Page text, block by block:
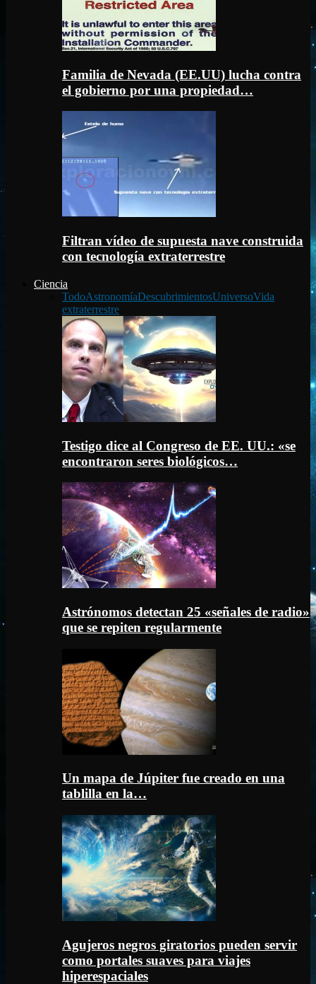
Familia de Nevada (EE.UU) lucha contra
el gobierno por una propiedad…
Filtran vídeo de supuesta nave construida
con tecnología extraterrestre
Ciencia
TodoAstronomíaDescubrimientosUniversoVida
extraterrestre
Testigo dice al Congreso de EE. UU.: «se
encontraron seres biológicos…
Astrónomos detectan 25 «señales de radio»
que se repiten regularmente
Un mapa de Júpiter fue creado en una
tablilla en la…
Agujeros negros giratorios pueden servir
como portales suaves para viajes
hiperespaciales